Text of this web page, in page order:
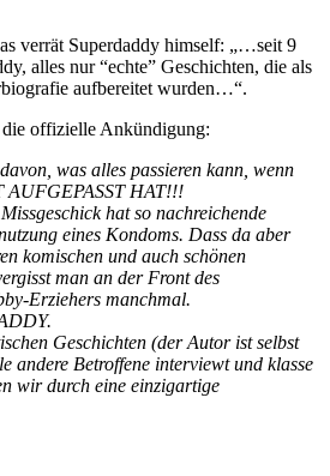
verrät Superdaddy himself: „…seit 9
alles nur “echte” Geschichten, die als
aufbereitet wurden…“.
offizielle Ankündigung:
was alles passieren kann, wenn
HAT!!!
hat so nachreichende
eines Kondoms. Dass da aber
komischen und auch schönen
man an der Front des
Erziehers manchmal.
Geschichten (der Autor ist selbst
andere Betroffene interviewt und klasse
wir durch eine einzigartige